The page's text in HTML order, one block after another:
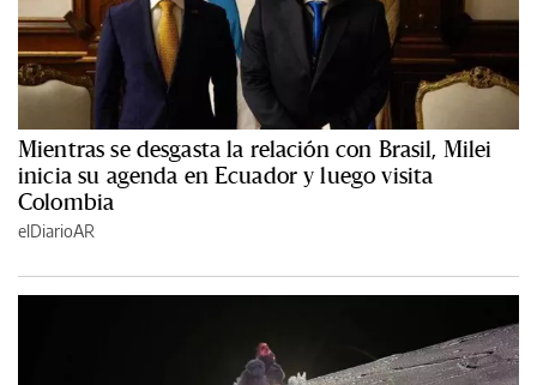
Mientras se desgasta la relación con Brasil, Milei
inicia su agenda en Ecuador y luego visita
Colombia
elDiarioAR